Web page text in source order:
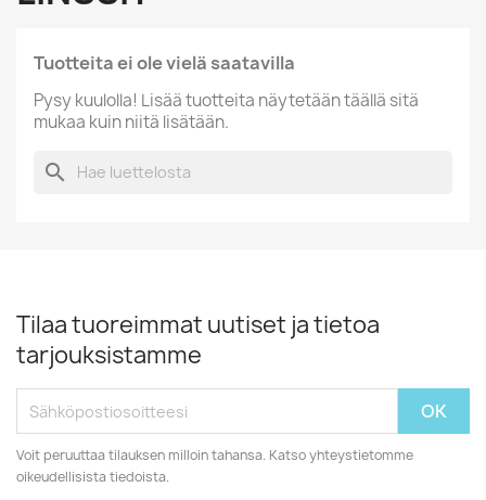
Tuotteita ei ole vielä saatavilla
Pysy kuulolla! Lisää tuotteita näytetään täällä sitä
mukaa kuin niitä lisätään.
search
Tilaa tuoreimmat uutiset ja tietoa
tarjouksistamme
Voit peruuttaa tilauksen milloin tahansa. Katso yhteystietomme
oikeudellisista tiedoista.